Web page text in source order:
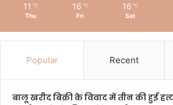
11 ℃
Thu
16 ℃
Fri
16 ℃
Sat
Popular Recent
बालू खरीद बिक्री के विवाद में तीन की हुई